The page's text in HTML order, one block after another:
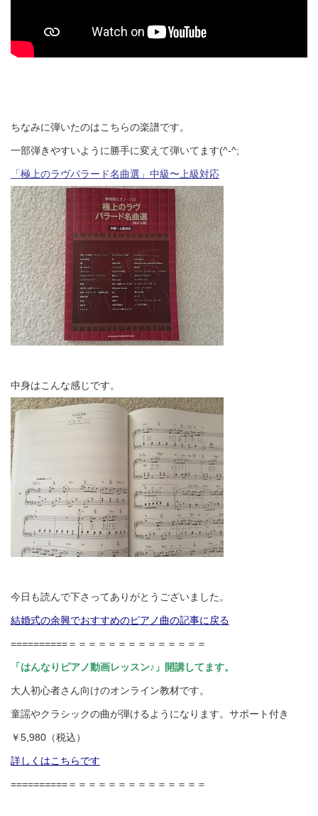
ちなみに弾いたのはこちらの楽譜です。
一部弾きやすいように勝手に変えて弾いてます(^-^;
「極上のラヴバラード名曲選」中級〜上級対応
中身はこんな感じです。
今日も読んで下さってありがとうございました。
結婚式の余興でおすすめのピアノ曲の記事に戻る
==========＝＝＝＝＝＝＝＝＝＝＝＝＝＝
「はんなりピアノ動画レッスン♪」開講してます。
大人初心者さん向けのオンライン教材です。
童謡やクラシックの曲が弾けるようになります。サポート付き
￥5,980（税込）
詳しくはこちらです
==========＝＝＝＝＝＝＝＝＝＝＝＝＝＝